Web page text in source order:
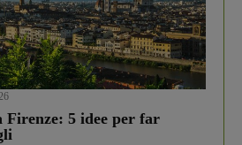
5 idee per far